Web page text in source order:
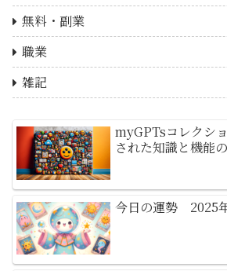
無料・副業
職業
雑記
myGPTsコレクシ
された知識と機能
今日の運勢 2025